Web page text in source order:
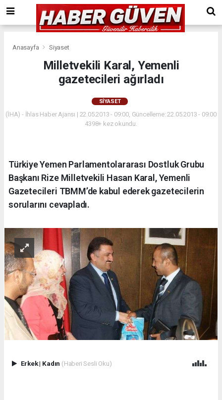
Anasayfa Siyaset
Milletvekili Karal, Yemenli
gazetecileri ağırladı
SIYASET
(İHA) - İhlas Haber Ajansı | 22.05.2013 - 09:00, Güncelleme: 22.05.2013 - 09:00
4398+ kez okundu.
Türkiye Yemen Parlamentolararası Dostluk Grubu
Başkanı Rize Milletvekili Hasan Karal, Yemenli
Gazetecileri TBMM’de kabul ederek gazetecilerin
sorularını cevapladı.
Erkek| Kadın (Haberi Sesli Oku)